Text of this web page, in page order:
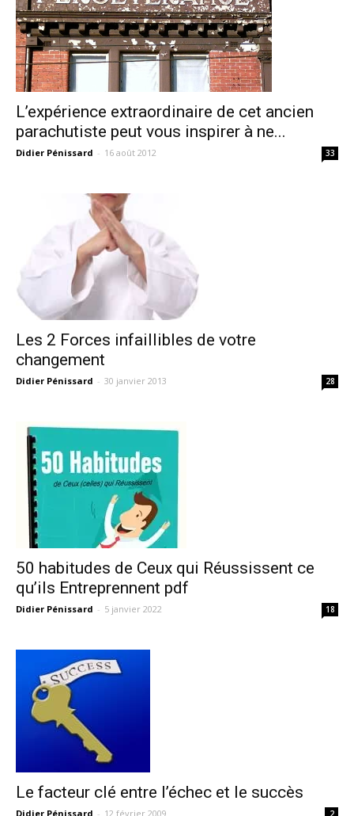
L’expérience extraordinaire de cet ancien
parachutiste peut vous inspirer à ne...
Didier Pénissard - 16 août 2012 33
Les 2 Forces infaillibles de votre
changement
Didier Pénissard - 30 janvier 2013 28
50 habitudes de Ceux qui Réussissent ce
qu’ils Entreprennent pdf
Didier Pénissard - 5 janvier 2022 18
Le facteur clé entre l’échec et le succès
Didier Pénissard - 12 février 2009 2